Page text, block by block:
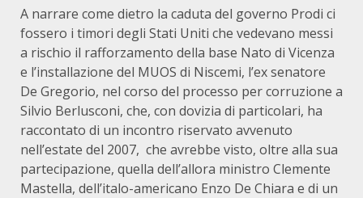
A narrare come dietro la caduta del governo Prodi ci
fossero i timori degli Stati Uniti che vedevano messi
a rischio il rafforzamento della base Nato di Vicenza
e l’installazione del MUOS di Niscemi, l’ex senatore
De Gregorio, nel corso del processo per corruzione a
Silvio Berlusconi, che, con dovizia di particolari, ha
raccontato di un incontro riservato avvenuto
nell’estate del 2007, che avrebbe visto, oltre alla sua
partecipazione, quella dell’allora ministro Clemente
Mastella, dell’italo-americano Enzo De Chiara e di un